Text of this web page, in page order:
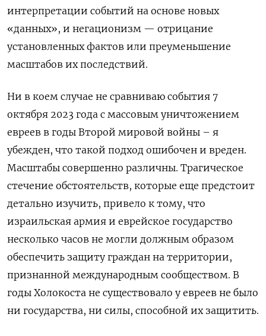
интерпретации событий на основе новых
«данных», и негационизм — отрицание
установленных фактов или преуменьшение
масштабов их последствий.
Ни в коем случае не сравниваю события 7
октября 2023 года с массовым уничтожением
евреев в годы Второй мировой войны – я
убежден, что такой подход ошибочен и вреден.
Масштабы совершенно различны. Трагическое
стечение обстоятельств, которые еще предстоит
детально изучить, привело к тому, что
израильская армия и еврейское государство
несколько часов не могли должным образом
обеспечить защиту граждан на территории,
признанной международным сообществом. В
годы Холокоста не существовало у евреев не было
ни государства, ни силы, способной их защитить.